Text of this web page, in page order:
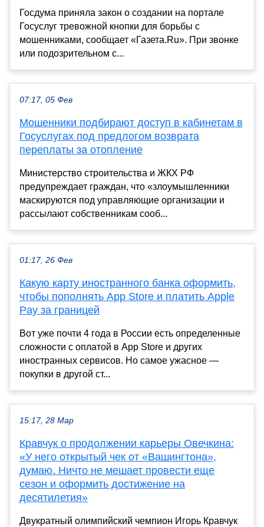
Госдума приняла закон о создании на портале
Госуслуг тревожной кнопки для борьбы с
мошенниками, сообщает «Газета.Ru». При звонке
или подозрительном с...
07:17, 05 Фев
Мошенники подбирают доступ в кабинетам в
Госуслугах под предлогом возврата
переплаты за отопление
Министерство строительства и ЖКХ РФ
предупреждает граждан, что «злоумышленники
маскируются под управляющие организации и
рассылают собственникам сооб...
01:17, 26 Фев
Какую карту иностранного банка оформить,
чтобы пополнять App Store и платить Apple
Pay за границей
Вот уже почти 4 года в России есть определенные
сложности с оплатой в App Store и других
иностранных сервисов. Но самое ужасное —
покупки в другой ст...
15:17, 28 Мар
Кравчук о продолжении карьеры Овечкина:
«У него открытый чек от «Вашингтона»,
думаю. Ничто не мешает провести еще
сезон и оформить достижение на
десятилетия»
Двукратный олимпийский чемпион Игорь Кравчук